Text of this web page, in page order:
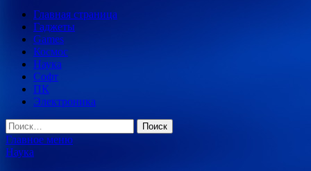
Главная страница
Гаджеты
Games
Космос
Наука
Софт
ПК
Электроника
Найти:
Главное меню
Наука